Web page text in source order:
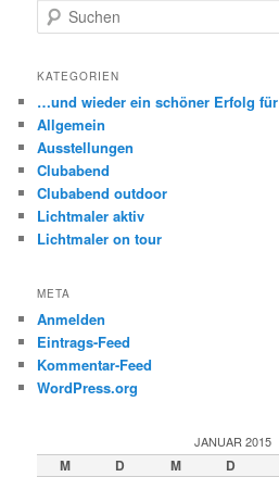
u
h
n
KATEGORIEN
…und wieder ein schöner Erfolg für
Allgemein
Ausstellungen
Clubabend
Clubabend outdoor
Lichtmaler aktiv
Lichtmaler on tour
META
Anmelden
Eintrags-Feed
Kommentar-Feed
WordPress.org
JANUAR 2015
M D M D